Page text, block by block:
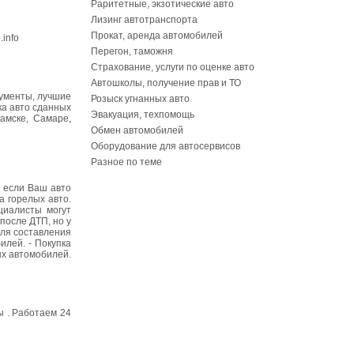
лучшие
авто сданных
Самаре,
если Ваш авто
горелых авто.
могут
ДТП, но у
составления
- Покупка
автомобилей.
. Работаем 24
Раритетные, экзотические авто
Лизинг автотранспорта
Прокат, аренда автомобилей
Перегон, таможня
Страхование, услуги по оценке авто
Автошколы, получение прав и ТО
Розыск угнанных авто
Эвакуация, техпомощь
Обмен автомобилей
Оборудование для автосервисов
Разное по теме